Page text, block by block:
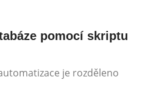
pomocí skriptu
je rozděleno